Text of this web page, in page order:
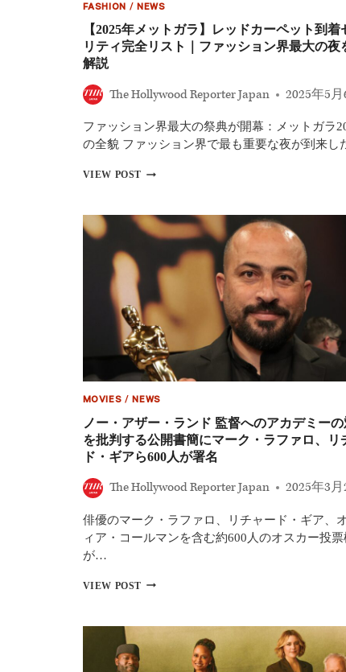
リ
シ
リ
お
す
36
FASHION /NEWS
【2025年メットガラ】レッドカーペット到着
リティ完全リスト｜ファッション界最大の夜
解説
The Hollywood Reporter Japan 2025年5月
ファッション界最大の祭典が開幕：メットガラ
の全貌 ファッション界で最も重要な夜が到来
VIEW POST【2025
ッ
ト
ド
カ
ー
ペ
ッ
ト
着
セ
レ
ブ
リ
ィ
全
リ
ョ
MOVIES /NEWS
ノー・アザー・ランド 監督へのアカデミー
を批判する公開書簡にマーク・ラファロ、リ
ド・ギアら600人が署名
The Hollywood Reporter Japan 2025年3月
俳優のマーク・ラファロ、リチャード・ギア、
ィア・コールマンを含む約600人のオスカー投票
が…
VIEW POSTノ
ザ